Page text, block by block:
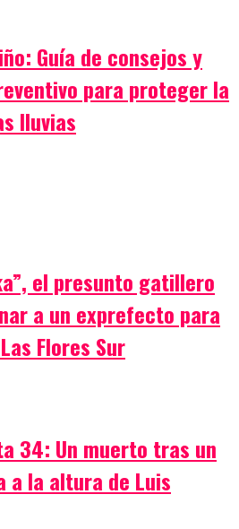
Guía de consejos y
para proteger la
lluvias
el presunto gatillero
a un exprefecto para
Flores Sur
34: Un muerto tras un
a la altura de Luis